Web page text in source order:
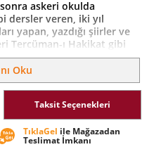
askeri okulda
dersler veren, iki yıl
yapan, yazdığı şiirler ve
Tercüman-ı Hakikat gibi
Nâzım otuz bir yaşında,
vereminden hayatını
sonra, Servet-i
tüccar olan babasının
evlilik zaman geçtikçe
eve bir cariye
Oku
Taksit Seçenekleri
TıklaGel ile Mağazadan
Teslimat İmkanı